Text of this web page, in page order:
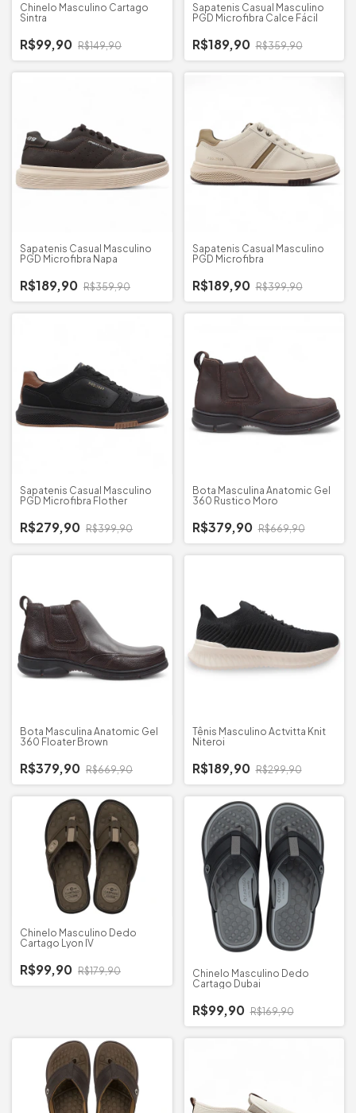
Chinelo Masculino Cartago
Sintra
R$99,90 R$149,90
Sapatenis Casual Masculino
PGD Microfibra Calce Fácil
R$189,90 R$359,90
Sapatenis Casual Masculino
PGD Microfibra Napa
R$189,90 R$359,90
Sapatenis Casual Masculino
PGD Microfibra
R$189,90 R$399,90
Sapatenis Casual Masculino
PGD Microfibra Flother
R$279,90 R$399,90
Bota Masculina Anatomic Gel
360 Rustico Moro
R$379,90 R$669,90
Bota Masculina Anatomic Gel
360 Floater Brown
R$379,90 R$669,90
Tênis Masculino Actvitta Knit
Niteroi
R$189,90 R$299,90
Chinelo Masculino Dedo
Cartago Lyon IV
R$99,90 R$179,90
Chinelo Masculino Dedo
Cartago Dubai
R$99,90 R$169,90